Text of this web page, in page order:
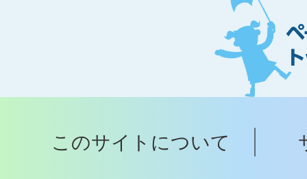
ー
ジ
ト
ッ
へ
このサイトについて